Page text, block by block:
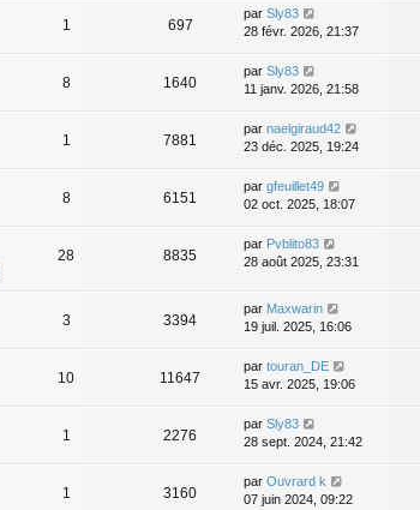
1 697
par Sly83
28 févr. 2026, 21:37
8 1640
par Sly83
11 janv. 2026, 21:58
1 7881
par naelgiraud42
23 déc. 2025, 19:24
8 6151
par gfeuillet49
02 oct. 2025, 18:07
28 8835
par Pvblito83
28 août 2025, 23:31
3 3394
par Maxwarin
19 juil. 2025, 16:06
10 11647
par touran_DE
15 avr. 2025, 19:06
1 2276
par Sly83
28 sept. 2024, 21:42
1 3160
par Ouvrard k
07 juin 2024, 09:22